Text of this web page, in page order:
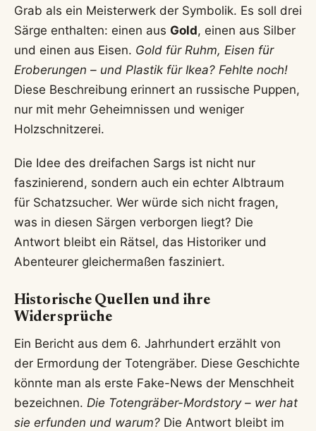
Grab als ein Meisterwerk der Symbolik. Es soll drei
Särge enthalten: einen aus Gold, einen aus Silber
und einen aus Eisen. Gold für Ruhm, Eisen für
Eroberungen – und Plastik für Ikea? Fehlte noch!
Diese Beschreibung erinnert an russische Puppen,
nur mit mehr Geheimnissen und weniger
Holzschnitzerei.
Die Idee des dreifachen Sargs ist nicht nur
faszinierend, sondern auch ein echter Albtraum
für Schatzsucher. Wer würde sich nicht fragen,
was in diesen Särgen verborgen liegt? Die
Antwort bleibt ein Rätsel, das Historiker und
Abenteurer gleichermaßen fasziniert.
Historische Quellen und ihre
Widersprüche
Ein Bericht aus dem 6. Jahrhundert erzählt von
der Ermordung der Totengräber. Diese Geschichte
könnte man als erste Fake-News der Menschheit
bezeichnen. Die Totengräber-Mordstory – wer hat
sie erfunden und warum? Die Antwort bleibt im